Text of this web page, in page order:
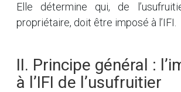
Elle détermine qui, de
propriétaire, doit être imposé à l’IFI.
II. Principe général :
à l’IFI de l’usufruitier